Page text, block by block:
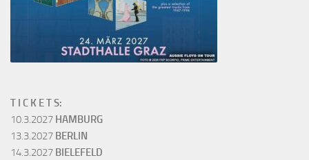
T I C K E T S:
10.3.2027 HAMBURG
13.3.2027 BERLIN
14.3.2027 BIELEFELD